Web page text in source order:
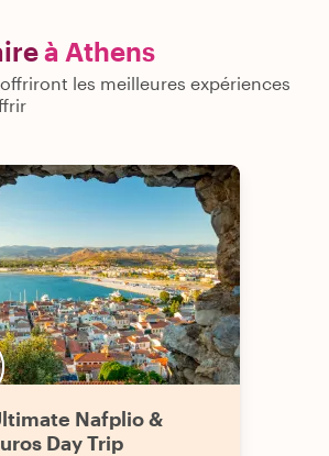
à Athens
les meilleures expériences
Nafplio &
Day Trip